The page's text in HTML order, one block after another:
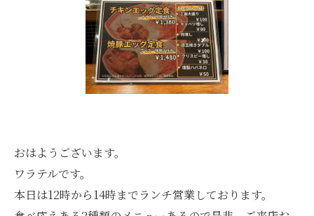
おはようございます。
ワラテルです。
本日は12時から14時までランチ営業しております。